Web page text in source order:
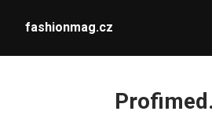
fashionmag.cz